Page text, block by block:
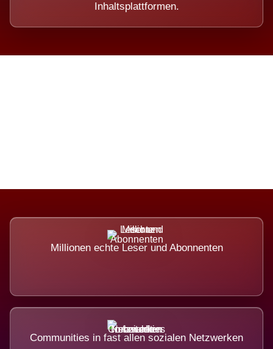
Inhaltsplattformen.
Millionen echte Leser und Abonnenten
Communities in fast allen sozialen Netzwerken